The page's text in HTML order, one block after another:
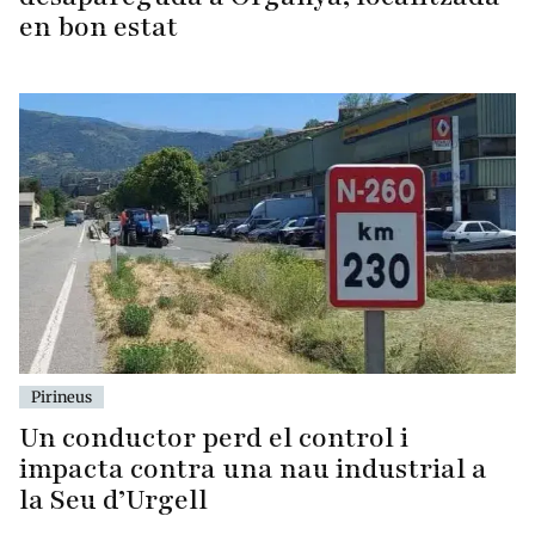
en bon estat
Pirineus
Un conductor perd el control i
impacta contra una nau industrial a
la Seu d’Urgell